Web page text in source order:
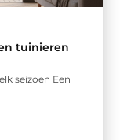
tuinieren
seizoen Een